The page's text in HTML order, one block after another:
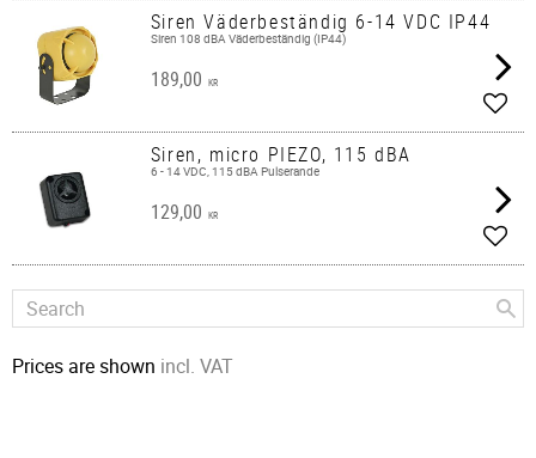
Siren Väderbeständig 6-14 VDC IP44
Siren 108 dBA Väderbeständig (IP44)
189,00 KR
Add
Siren, micro PIEZO, 115 dBA
6 - 14 VDC, 115 dBA Pulserande
129,00 KR
Add
Prices are shown incl. VAT